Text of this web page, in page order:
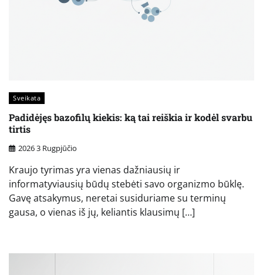
Sveikata
Padidėjęs bazofilų kiekis: ką tai reiškia ir kodėl svarbu
tirtis
2026 3 Rugpjūčio
Kraujo tyrimas yra vienas dažniausių ir
informatyviausių būdų stebėti savo organizmo būklę.
Gavę atsakymus, neretai susiduriame su terminų
gausa, o vienas iš jų, keliantis klausimų […]